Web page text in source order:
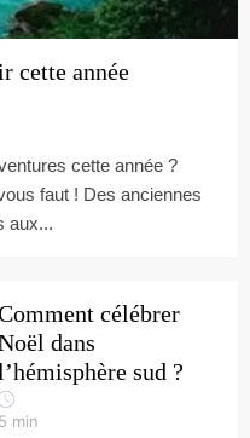
cette année
cette année ?
faut ! Des anciennes
aux...
célébrer
dans
sud ?
5 min